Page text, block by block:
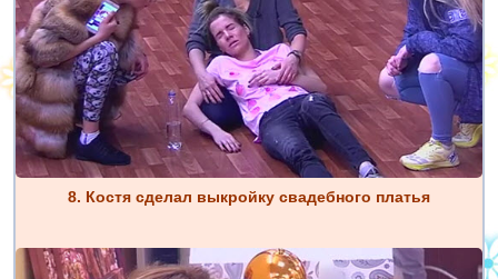
8. Костя сделал выкройку свадебного платья